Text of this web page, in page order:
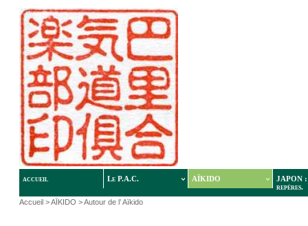
accueil Le P.A.C. AÏKIDO
JAPON :
repères.
Accueil >AÏKIDO >Autour de l’ Aïkido